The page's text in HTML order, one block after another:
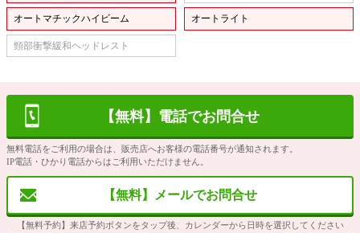
オートマチックハイビーム オートライト
頸部衝撃緩和ヘッドレスト
【無料】電話でお問合せ
無料電話をご利用の場合は、販売店へお客様の電話番号が通知されます。
IP電話・ひかり電話からはご利用いただけません。
【無料】メールでお問合せ
【無料予約】来店予約ボタンをタップ後、カレンダーから日時を選択してください